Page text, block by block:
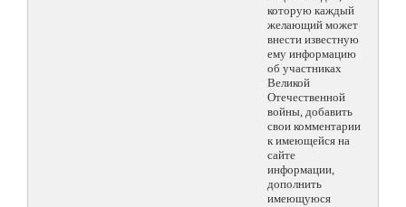
которую каждый
желающий может
внести известную
ему информацию
об участниках
Великой
Отечественной
войны, добавить
свои комментарии
к имеющейся на
сайте
информации,
дополнить
имеющуюся